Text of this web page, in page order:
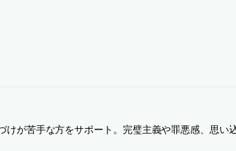
が苦手な方をサポート。完璧主義や罪悪感、思